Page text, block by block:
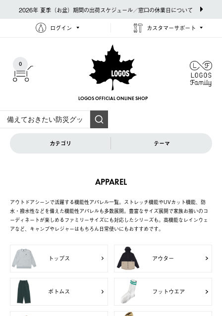
2026年 夏季（お盆）期間の出荷スケジュール／窓口の休業日について
ログイン カスタマーサポート
0
LOGOS OFFICIAL ONLINE SHOP
カテゴリ テーマ
APPAREL
アウトドアシーンで活躍する機能性アパレル一覧。ストレッチ機能やUVカット機能、防
水・撥水性などを備えた機能性アパレルも多数展開。豊富なサイズ展開で家族お揃いのコ
ーディネートが楽しめるファミリーサイズにも対応したシリーズも。高機能なレインウェ
アなど、キャンプやレジャーはもちろん日常使いにもおすすめです。
トップス アウター
ボトムス フットウエア